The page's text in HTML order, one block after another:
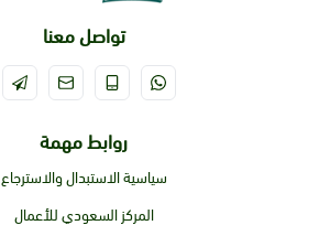
تواصل معنا
روابط مهمة
سياسية الاستبدال والاسترجاع
المركز السعودي للأعمال